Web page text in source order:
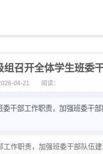
召开全体学生班委
04-21 阅读：
干部工作职责，加强班委干
作职责，加强班委干部队伍